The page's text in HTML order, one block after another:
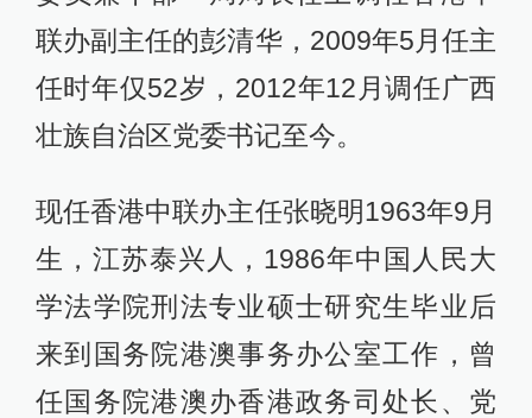
联办副主任的彭清华，2009年5月任主
任时年仅52岁，2012年12月调任广西
壮族自治区党委书记至今。
现任香港中联办主任张晓明1963年9月
生，江苏泰兴人，1986年中国人民大
学法学院刑法专业硕士研究生毕业后
来到国务院港澳事务办公室工作，曾
任国务院港澳办香港政务司处长、党